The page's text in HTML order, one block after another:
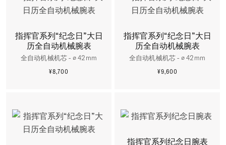
指挥官系列“纪念日”大日
历全自动机械腕表
全自动机械机芯 - ∅ 42mm
¥8,700
指挥官系列“纪念日”大日
历全自动机械腕表
全自动机械机芯 - ∅ 42mm
¥9,600
指挥官系列纪念日腕表